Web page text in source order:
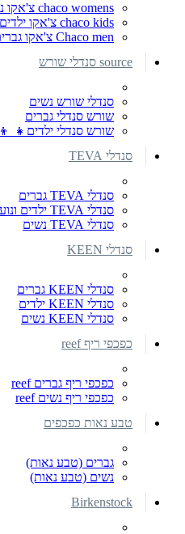
chaco womens צ'אקו נשים
chaco kids צ'אקו ילדים 👧 👦
Chaco men צ'אקו גברים
source סנדלי שורש
סנדלי שורש נשים
שורש סנדלי גברים
שורש סנדלי ילדים👧 👦
סנדלי TEVA
סנדלי TEVA גברים
סנדלי TEVA ילדים ונוער
סנדלי TEVA נשים
סנדלי KEEN
סנדלי KEEN גברים
סנדלי KEEN ילדים
סנדלי KEEN נשים
כפכפי ריף reef
כפכפי ריף גברים reef
כפכפי ריף נשים reef
טבע נאות כפכפים
גברים (טבע נאות)
נשים (טבע נאות)
Birkenstock